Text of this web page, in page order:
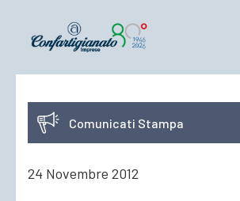
Notizie e Documenti
Confartigianato
Comunicati Stampa
24 Novembre 2012